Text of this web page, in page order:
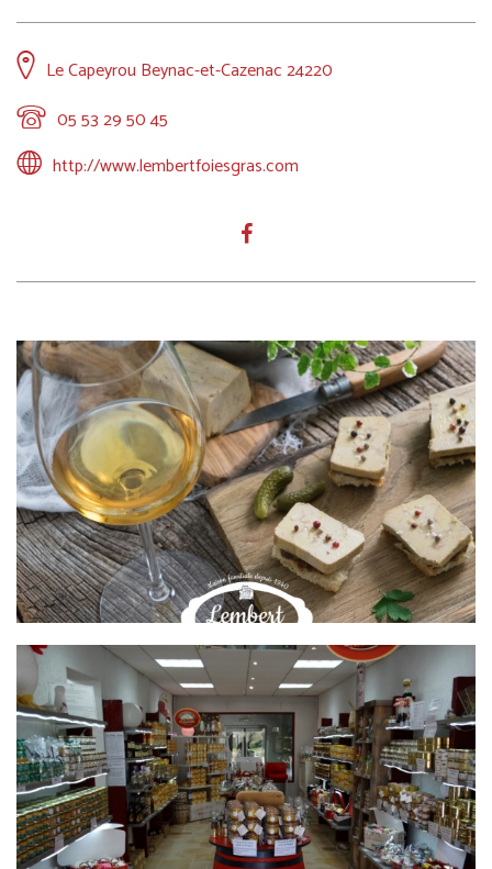
Le Capeyrou Beynac-et-Cazenac 24220
05 53 29 50 45
http://www.lembertfoiesgras.com